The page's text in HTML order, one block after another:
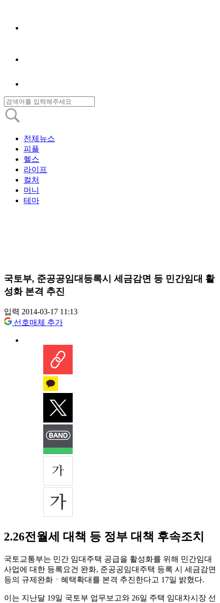
전체뉴스
피플
헬스
라이프
컬처
머니
테마
국토부, 준공공임대등록시 세금감면 등 민간임대 활
성화 본격 추진
입력 2014-03-17 11:13
선호매체 추가
2.26전월세 대책 등 정부 대책 후속조치
국토교통부는 민간 임대주택 공급을 활성화를 위해 민간임대
사업에 대한 등록요건 완화, 준공공임대주택 등록 시 세금감면
등의 규제완화ㆍ혜택확대를 본격 추진한다고 17일 밝혔다.
이는 지난달 19일 국토부 업무보고와 26일 주택 임대차시장 선